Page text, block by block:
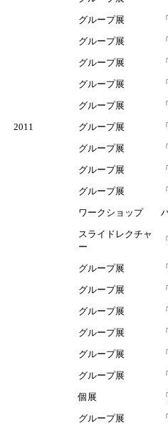
グループ展
グループ展
グループ展
グループ展
グループ展
2011
グループ展
グループ展
グループ展
グループ展
ワークショップ
スライドレクチャ
ー
グループ展
グループ展
グループ展
グループ展
グループ展
グループ展
個展
「
グループ展